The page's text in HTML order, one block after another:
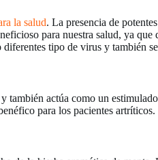
la salud. La presencia de
para nuestra salud, ya
tipo de virus y también
también actúa como un
para los pacientes artríticos.